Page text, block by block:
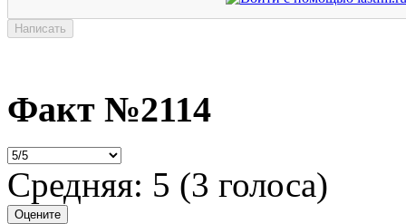
Факт №2114
Средняя: 5 (3 голоса)